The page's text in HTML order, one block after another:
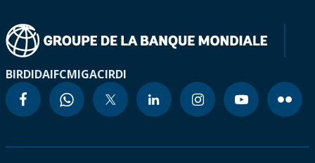
BIRDIDAIFCMIGACIRDI